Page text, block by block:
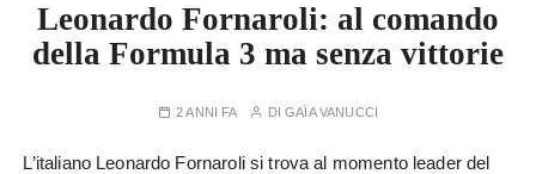
Leonardo Fornaroli: al comando
della Formula 3 ma senza vittorie
2 ANNI FA DIGAÏA VANUCCI
L’italiano Leonardo Fornaroli si trova al momento leader del